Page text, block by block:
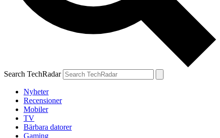
Search TechRadar
Nyheter
Recensioner
Mobiler
TV
Bärbara datorer
Gaming